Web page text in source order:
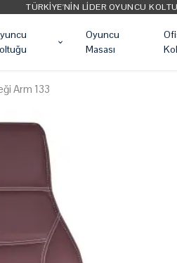
TÜRKIYE'NIN LIDER OYUNCU
Oyuncu
Masası
Arm 133